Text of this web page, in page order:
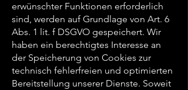
erwünschter Funktionen erforderlich
sind, werden auf Grundlage von Art. 6
Abs. 1 lit. f DSGVO gespeichert. Wir
haben ein berechtigtes Interesse an
der Speicherung von Cookies zur
technisch fehlerfreien und optimierten
Bereitstellung unserer Dienste. Soweit